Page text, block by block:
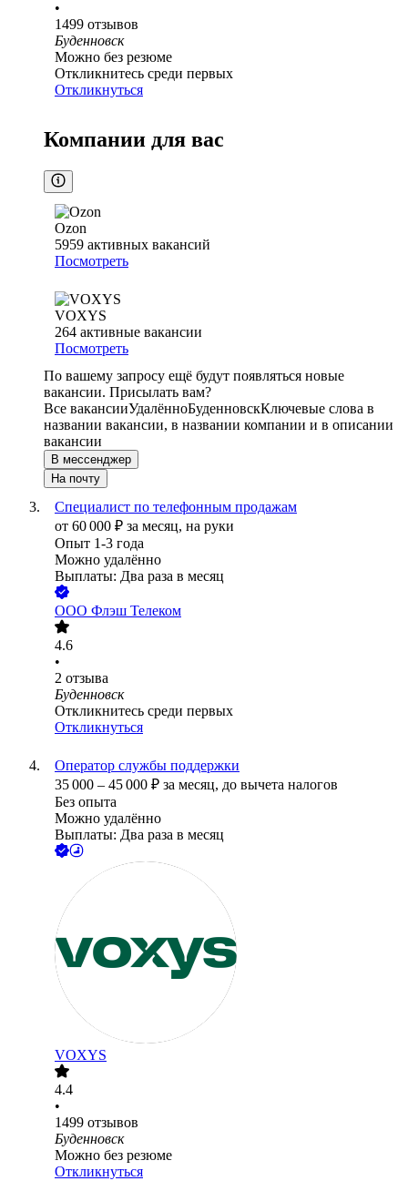
•
1499 отзывов
Буденновск
Можно без резюме
Откликнитесь среди первых
Откликнуться
Компании для вас
Ozon
5959 активных вакансий
Посмотреть
VOXYS
264 активные вакансии
Посмотреть
По вашему запросу ещё будут появляться новые
вакансии. Присылать вам?
Все вакансииУдалённоБуденновскКлючевые слова в
названии вакансии, в названии компании и в описании
вакансии
В мессенджер
На почту
Специалист по телефонным продажам
от 60 000 ₽ за месяц, на руки
Опыт 1-3 года
Можно удалённо
Выплаты: Два раза в месяц
ООО Флэш Телеком
4.6
•
2 отзыва
Буденновск
Откликнитесь среди первых
Откликнуться
Оператор службы поддержки
35 000 – 45 000 ₽ за месяц, до вычета налогов
Без опыта
Можно удалённо
Выплаты: Два раза в месяц
VOXYS
4.4
•
1499 отзывов
Буденновск
Можно без резюме
Откликнуться